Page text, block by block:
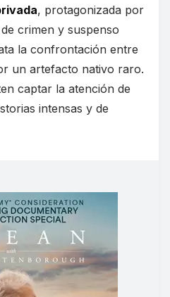
, protagonizada por
crimen y suspenso
la confrontación entre
un artefacto nativo raro.
captar la atención de
intensas y de